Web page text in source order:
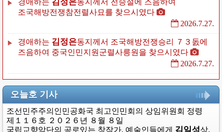
경애하는 김정은동지께서 전승절에
즈음하여
조국해방전쟁참전렬사묘를 찾으시였다
2026.7.27.
경애하는 김정은동지께서 조국해방전쟁승리
７３돐에
즈음하여 중국인민지원군렬사릉원을 찾으시였다
2026.7.27.
오늘호 기사
조선민주주의인민공화국 최고인민회의 상임위원회 정령
제１１６호 ２０２６년 ８월 ８일
국립교향악단의 공로있는 창작가, 예술인들에게 김일성상,